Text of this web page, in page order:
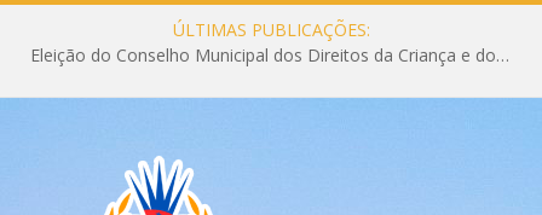
ÚLTIMAS PUBLICAÇÕES:
Eleição do Conselho Municipal dos Direitos da Criança e do Adolescente CMDCA 2026